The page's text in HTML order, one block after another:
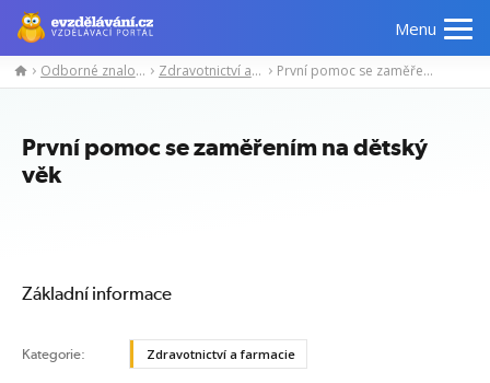
Menu
Manažerské
Odborné
Počítačové
Odborné znalosti Zdravotnictví a farmacie První pomoc se zaměřením na dětský věk
První pomoc se zaměřením na dětský
věk
Základní informace
Kategorie: Zdravotnictví a farmacie